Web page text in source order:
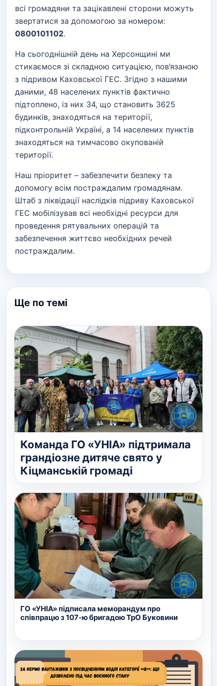
всі громадяни та зацікавлені сторони можуть
звертатися за допомогою за номером:
0800101102.
На сьогоднішній день на Херсонщині ми
стикаємося зі складною ситуацією, пов’язаною
з підривом Каховської ГЕС. Згідно з нашими
даними, 48 населених пунктів фактично
підтоплено, із них 34, що становить 3625
будинків, знаходяться на території,
підконтрольній Україні, а 14 населених пунктів
знаходяться на тимчасово окупованій
території.
Наш пріоритет – забезпечити безпеку та
допомогу всім постраждалим громадянам.
Штаб з ліквідації наслідків підриву Каховської
ГЕС мобілізував всі необхідні ресурси для
проведення рятувальних операцій та
забезпечення життєво необхідних речей
постраждалим.
Ще по темі
Команда ГО «УНІА» підтримала
грандіозне дитяче свято у
Кіцманській громаді
ГО «УНІА» підписала меморандум про
співпрацю з 107-ю бригадою ТрО Буковини